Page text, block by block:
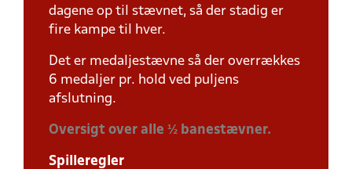
dagene op til stævnet, så der stadig er
fire kampe til hver.
Det er medaljestævne så der overrækkes
6 medaljer pr. hold ved puljens
afslutning.
Oversigt over alle ½ banestævner.
Spilleregler